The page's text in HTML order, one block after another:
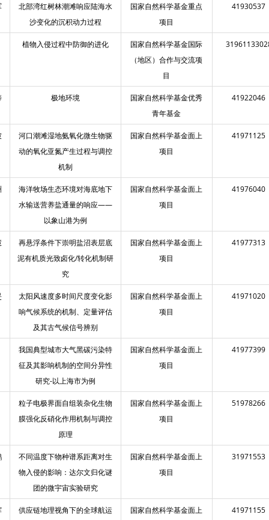
北部湾红树林潮滩响应陆海水
沙变化的沉积动力过程
国家自然科学基金重点
项目
41930537
植物入侵过程中防御的进化
国家自然科学基金国际
（地区）合作与交流项
目
极地环境
国家自然科学基金优秀
青年基金
41922046
河口潮滩湿地氨氧化微生物驱
动的氧化亚氮产生过程与调控
机制
国家自然科学基金面上
项目
41971125
海洋牧场生态环境对海底地下
水输送营养盐通量的响应——
以象山港为例
国家自然科学基金面上
项目
41976040
再悬浮条件下崇明盐沼表层底
泥有机质光致卤化/转化机制研
究
国家自然科学基金面上
项目
41977313
太阳风速度多时间尺度变化影
响气候系统的机制、定量评估
及其古气候信号辨别
国家自然科学基金面上
项目
41971020
我国典型城市大气黑碳污染特
征及其影响机制的空间分异性
研究-以上海市为例
国家自然科学基金面上
项目
41977399
粒子电极界面自组装杂化生物
膜强化反硝化作用机制与调控
原理
国家自然科学基金面上
项目
51978266
不同温度下物种谱系距离对生
物入侵的影响：达尔文归化谜
团的微宇宙实验研究
国家自然科学基金面上
项目
31971553
供应链地理视角下的全球航运
国家自然科学基金面上
41971155